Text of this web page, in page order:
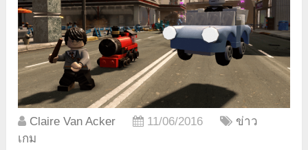
Claire Van Acker 11/06/2016
ข่าว
เกม